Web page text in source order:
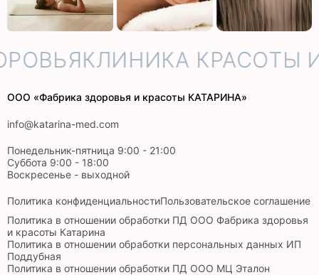
КЛИНИКА КРАСОТЫ И
ООО «Фабрика здоровья и красоты КАТАРИНА»
info@katarina-med.com
Понедельник-пятница 9:00 - 21:00
Суббота 9:00 - 18:00
Воскресенье - выходной
Политика конфиденциальностиПользовательское соглашение
Политика в отношении обработки ПД ООО Фабрика здоровья
и красоты Катарина
Политика в отношении обработки персональных данных ИП
Поддубная
Политика в отношении обработки ПД ООО МЦ Эталон